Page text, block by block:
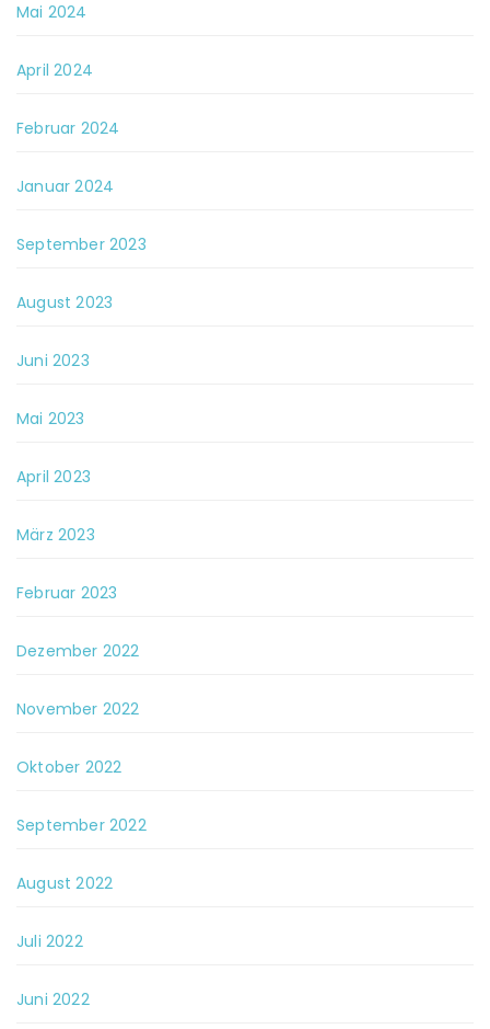
Mai 2024
April 2024
Februar 2024
Januar 2024
September 2023
August 2023
Juni 2023
Mai 2023
April 2023
März 2023
Februar 2023
Dezember 2022
November 2022
Oktober 2022
September 2022
August 2022
Juli 2022
Juni 2022